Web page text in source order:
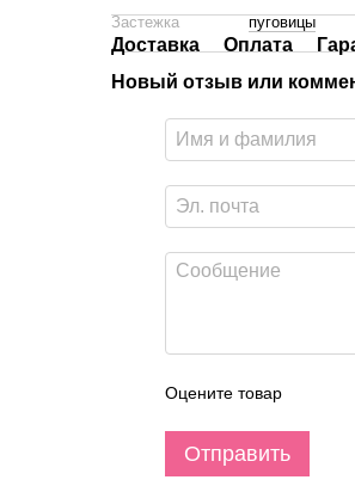
Застежка
пуговицы
Доставка Оплата
Новый отзыв или
Оцените товар
Отправить